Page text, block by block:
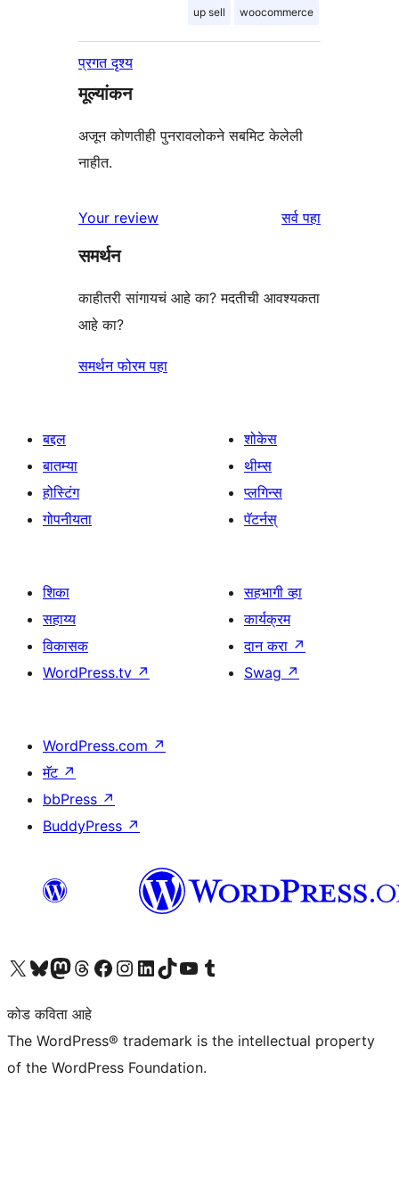
up sell woocommerce
प्रगत दृश्य
मूल्यांकन
अजून कोणतीही पुनरावलोकने सबमिट केलेली
नाहीत.
Your review सर्वपुनरावलोकने
पहा
समर्थन
काहीतरी सांगायचं आहे का? मदतीची आवश्यकता
आहे का?
समर्थन फोरम पहा
बद्दल
बातम्या
होस्टिंग
गोपनीयता
शोकेस
थीम्स
प्लगिन्स
पॅटर्नस्
शिका
सहाय्य
विकासक
WordPress.tv ↗
सहभागी व्हा
कार्यक्रम
दान करा ↗
Swag ↗
WordPress.com ↗
मॅट ↗
bbPress ↗
BuddyPress ↗
आमच्या X (एक्स) (पूर्वीचे ट्विटर) खात्याला भेट द्या आमच्या ब्लूस्की खात्याला भेट द्या.आमच्या Mastodon खात्याला भेट द्या.आमच्या थ्रेड्स खात्याला भेट द्या. आमच्या फेसबुक पेजला भेट द्या आमच्या इंस्टाग्राम खात्याला भेट द्या आमच्या लिंक्डइन खात्याला भेट द्या आमच्या टिकटॉक अकाउंटला भेट द्या.आमच्या यूट्यूब चॅनेलला भेट द्या आमच्या टंबलर खात्याला भेट द्या.
कोड कविता आहे
The WordPress® trademark is the intellectual property
of the WordPress Foundation.